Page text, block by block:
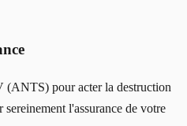
(ANTS) pour acter la destruction
l'assurance de votre